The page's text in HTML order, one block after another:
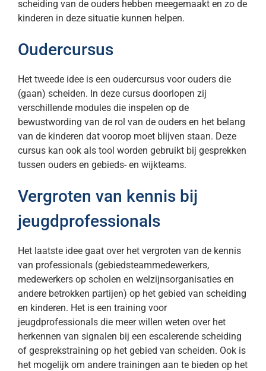
scheiding van de ouders hebben meegemaakt en zo de
kinderen in deze situatie kunnen helpen.
Oudercursus
Het tweede idee is een oudercursus voor ouders die
(gaan) scheiden. In deze cursus doorlopen zij
verschillende modules die inspelen op de
bewustwording van de rol van de ouders en het belang
van de kinderen dat voorop moet blijven staan. Deze
cursus kan ook als tool worden gebruikt bij gesprekken
tussen ouders en gebieds- en wijkteams.
Vergroten van kennis bij
jeugdprofessionals
Het laatste idee gaat over het vergroten van de kennis
van professionals (gebiedsteammedewerkers,
medewerkers op scholen en welzijnsorganisaties en
andere betrokken partijen) op het gebied van scheiding
en kinderen. Het is een training voor
jeugdprofessionals die meer willen weten over het
herkennen van signalen bij een escalerende scheiding
of gesprekstraining op het gebied van scheiden. Ook is
het mogelijk om andere trainingen aan te bieden op het